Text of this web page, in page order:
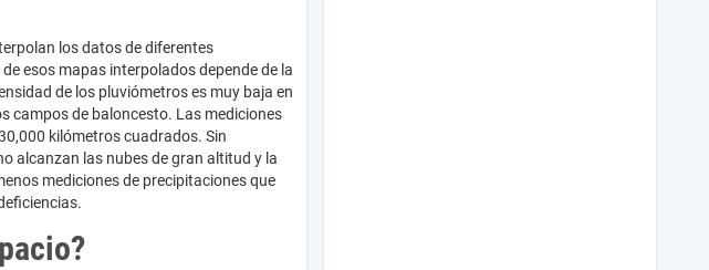
los datos de diferentes
esos mapas interpolados depende de la
de los pluviómetros es muy baja en
campos de baloncesto. Las mediciones
kilómetros cuadrados. Sin
alcanzan las nubes de gran altitud y la
mediciones de precipitaciones que